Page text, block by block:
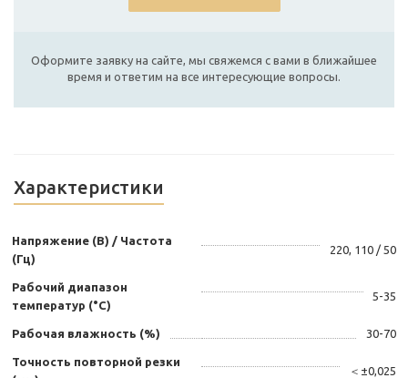
Оформите заявку на сайте, мы свяжемся с вами в ближайшее
время и ответим на все интересующие вопросы.
Характеристики
Напряжение (В) / Частота
(Гц)
220, 110 / 50
Рабочий диапазон
температур (°С)
5-35
Рабочая влажность (%) 30-70
Точность повторной резки
＜±0,025